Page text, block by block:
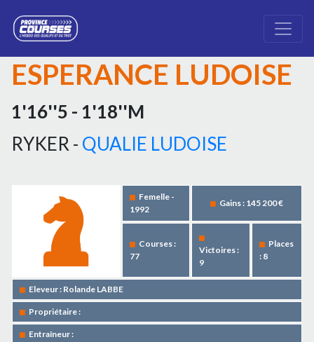
ESPERANCE LUDOISE
1'16''5 - 1'18''M
RYKER - QUALIE LUDOISE
Femelle -
1992
Gains : 145 200 €
Courses :
77
Victoires :
9
Places
: 8
Eleveur : Rolande LABBE
Propriétaire :
Entraîneur :